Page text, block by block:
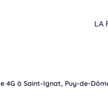
LA
4G à Saint-Ignat, Puy-de-